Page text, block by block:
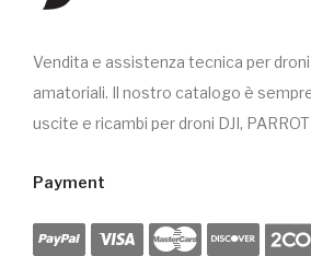
Vendita e assistenza tecnica per
amatoriali. Il nostro catalogo è
uscite e ricambi per droni DJI,
Payment